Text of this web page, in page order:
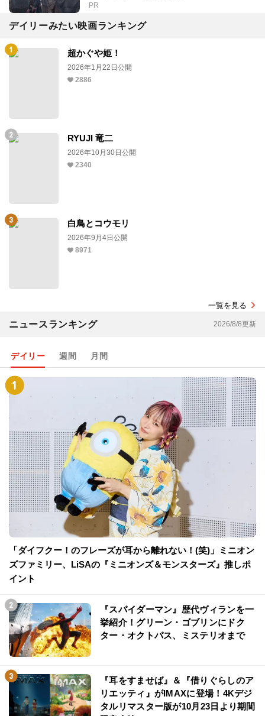
PR
デイリーみたい映画ランキング
超かぐや姫！
2026年1月22日公開
2886
RYUJI 竜二
2026年10月30日公開
2340
白鳥とコウモリ
2026年9月4日公開
8971
一覧を見る
ニュースランキング 2026/8/8更新
デイリー 週間 月間
「ダイフクー！のフレーズが耳から離れない！(笑)」ミニオン
ズファミリー、LiSAの『ミニオンズ＆モンスターズ』推しポ
イント
『スパイダーマン』歴代ヴィランを一
挙紹介！グリーン・ゴブリンにドク
ター・オクトパス、ミステリオまで
『耳をすませば』＆『借りぐらしのア
リエッティ』がIMAXに登場！4Kデジ
タルリマスター版が10月23日より期間